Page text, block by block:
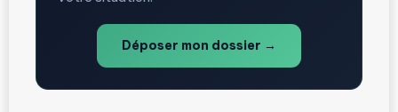
Déposer mon dossier →